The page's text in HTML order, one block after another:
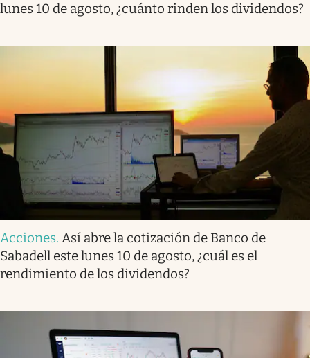
lunes 10 de agosto, ¿cuánto rinden los dividendos?
Acciones. Así abre la cotización de Banco de
Sabadell este lunes 10 de agosto, ¿cuál es el
rendimiento de los dividendos?